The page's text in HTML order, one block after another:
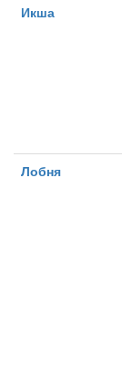
Икша
Лобня